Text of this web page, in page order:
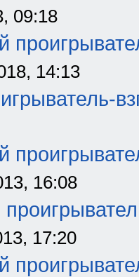
09:18
14:13
16:08
17:20